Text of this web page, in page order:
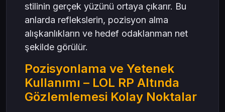
stilinin gerçek yüzünü ortaya çıkarır. Bu
anlarda reflekslerin, pozisyon alma
alışkanlıkların ve hedef odaklanman net
şekilde görülür.
Pozisyonlama ve Yetenek
Kullanımı – LOL RP Altında
Gözlemlemesi Kolay Noktalar